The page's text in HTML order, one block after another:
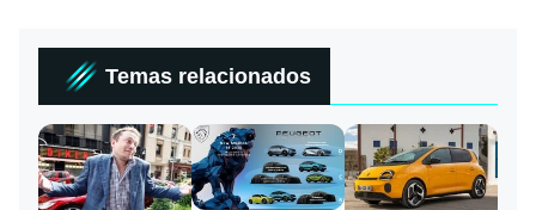
Temas relacionados